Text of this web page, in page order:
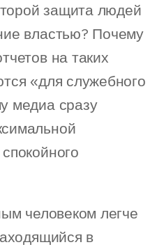
защита людей
властью? Почему
на таких
«для служебного
медиа сразу
человеком легче
в